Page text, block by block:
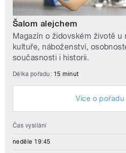
Šalom alejchem
Magazín o židovském životě u
kultuře, náboženství,
současnosti i historii.
Délka pořadu: 15 minut
Více o pořadu
Čas vysílání
neděle 19:45